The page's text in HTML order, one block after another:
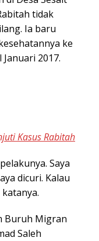
tidak
Ia baru
ke
2017.
Kasus Rabitah
Saya
dicuri. Kalau
Buruh Migran
Saleh